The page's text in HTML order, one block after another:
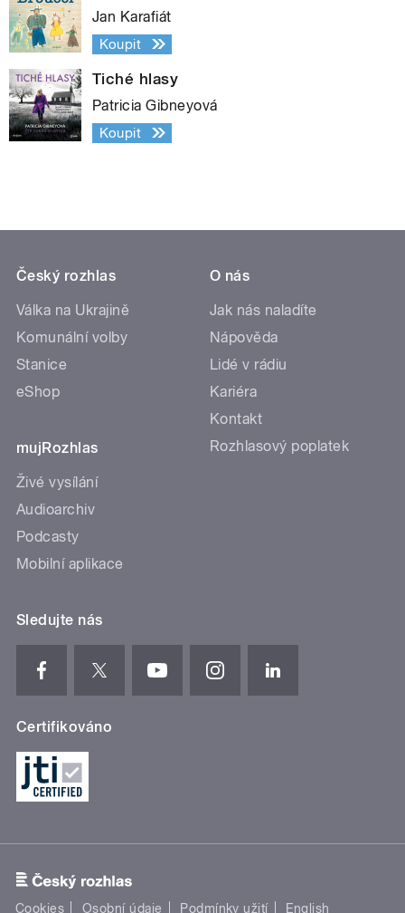
Jan Karafiát
Koupit
Tiché hlasy
Patricia Gibneyová
Koupit
Český rozhlas
Válka na Ukrajině
Komunální volby
Stanice
eShop
mujRozhlas
Živé vysílání
Audioarchiv
Podcasty
Mobilní aplikace
O nás
Jak nás naladíte
Nápověda
Lidé v rádiu
Kariéra
Kontakt
Rozhlasový poplatek
Sledujte nás
Certifikováno
Cookies Osobní údaje Podmínky užití English